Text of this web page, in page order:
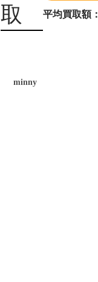
取
平均買取額：
minny